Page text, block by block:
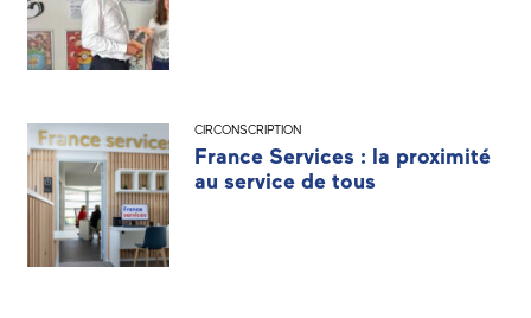
CIRCONSCRIPTION
France Services : la proximité
au service de tous